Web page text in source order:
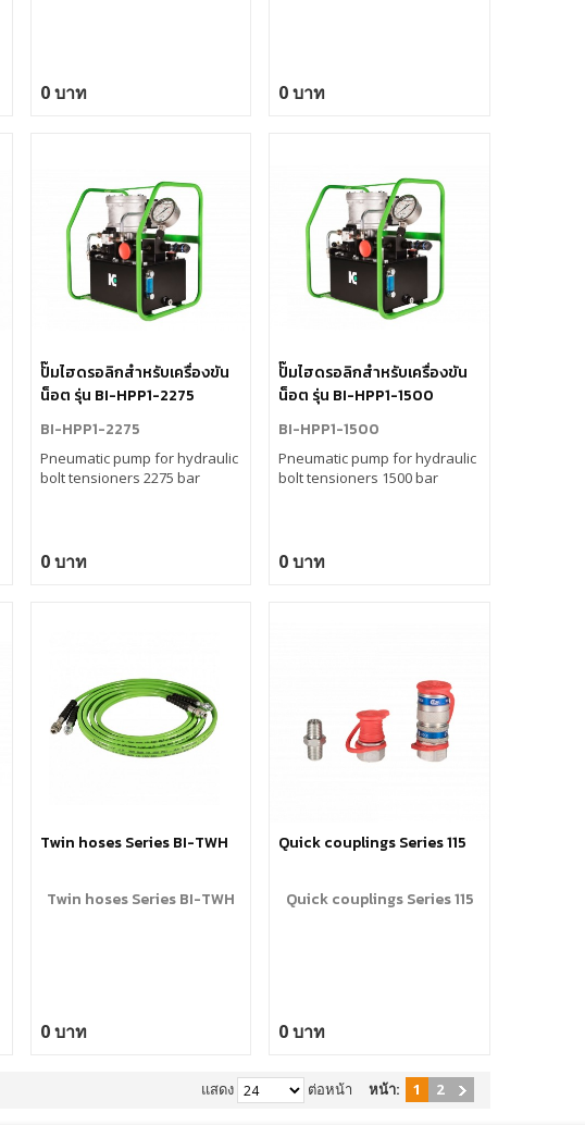
0 บาท 0 บาท
ปั๊มไฮดรอลิกสำหรับเครื่องขัน
น็อต รุ่น BI-HPP1-2275
BI-HPP1-2275
Pneumatic pump for hydraulic
bolt tensioners 2275 bar
0 บาท
ปั๊มไฮดรอลิกสำหรับเครื่องขัน
น็อต รุ่น BI-HPP1-1500
BI-HPP1-1500
Pneumatic pump for hydraulic
bolt tensioners 1500 bar
0 บาท
Twin hoses Series BI-TWH
Twin hoses Series BI-TWH
0 บาท
Quick couplings Series 115
Quick couplings Series 115
0 บาท
หน้า: 1 2
แสดง ต่อหน้า